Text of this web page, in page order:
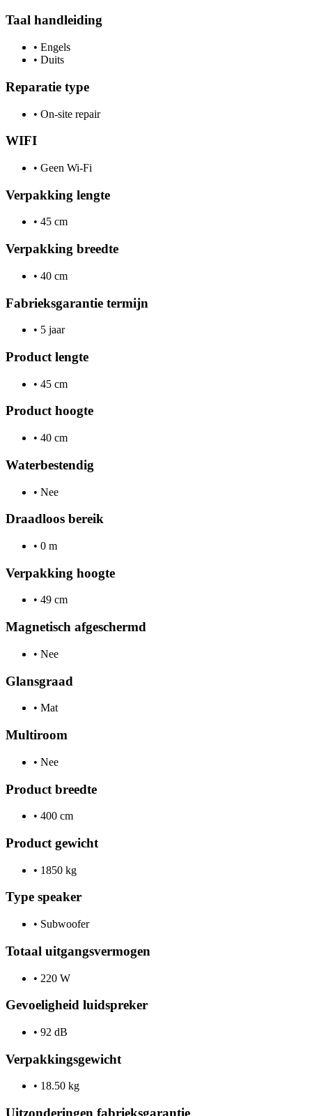
Taal handleiding
• Engels
• Duits
Reparatie type
• On-site repair
WIFI
• Geen Wi-Fi
Verpakking lengte
• 45 cm
Verpakking breedte
• 40 cm
Fabrieksgarantie termijn
• 5 jaar
Product lengte
• 45 cm
Product hoogte
• 40 cm
Waterbestendig
• Nee
Draadloos bereik
• 0 m
Verpakking hoogte
• 49 cm
Magnetisch afgeschermd
• Nee
Glansgraad
• Mat
Multiroom
• Nee
Product breedte
• 400 cm
Product gewicht
• 1850 kg
Type speaker
• Subwoofer
Totaal uitgangsvermogen
• 220 W
Gevoeligheid luidspreker
• 92 dB
Verpakkingsgewicht
• 18.50 kg
Uitzonderingen fabrieksgarantie